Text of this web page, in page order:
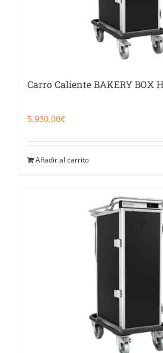
Carro Caliente BAKERY BOX
5.930,00€
Añadir al carrito